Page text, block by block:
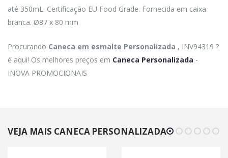
até 350mL. Certificação EU Food Grade. Fornecida em caixa
branca. Ø87 x 80 mm
Procurando Caneca em esmalte Personalizada , INV94319 ?
é aqui! Os melhores preços em Caneca Personalizada -
INOVA PROMOCIONAIS
VEJA MAIS CANECA PERSONALIZADA